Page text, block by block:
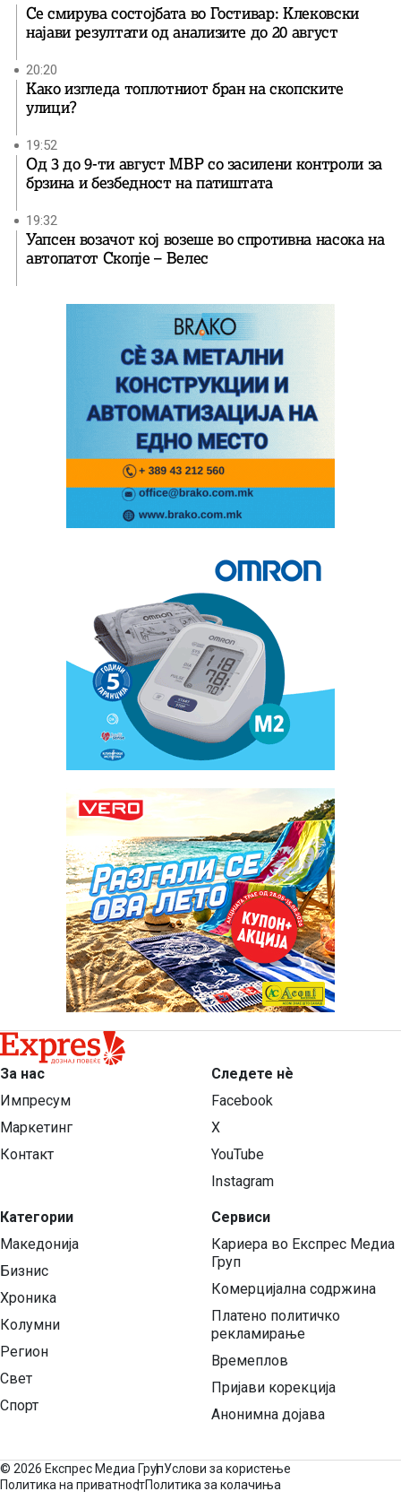
Се смирува состојбата во Гостивар: Клековски
најави резултати од анализите до 20 август
20:20
Како изгледа топлотниот бран на скопските
улици?
19:52
Од 3 до 9-ти август МВР со засилени контроли за
брзина и безбедност на патиштата
19:32
Уапсен возачот кој возеше во спротивна насока на
автопатот Скопје – Велес
За нас
Импресум
Маркетинг
Контакт
Категории
Македонија
Бизнис
Хроника
Колумни
Регион
Свет
Спорт
Следете нѐ
Facebook
X
YouTube
Instagram
Сервиси
Кариера во Експрес Медиа
Груп
Комерцијална содржина
Платено политичко
рекламирање
Времеплов
Пријави корекција
Анонимна дојава
© 2026 Експрес Медиа ГрупУслови за користење
Политика на приватностПолитика за колачиња